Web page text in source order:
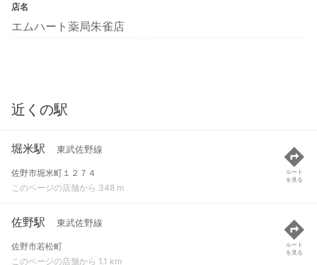
店名
エムハート薬局朱雀店
近くの駅
堀米駅 東武佐野線
佐野市堀米町１２７４
このページの店舗から 348 m
ルート
を見る
佐野駅 東武佐野線
佐野市若松町
このページの店舗から 1.1 km
ルート
を見る